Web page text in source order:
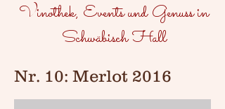
Vinothek, Events und Genuss in
Schwäbisch Hall
Nr. 10: Merlot 2016